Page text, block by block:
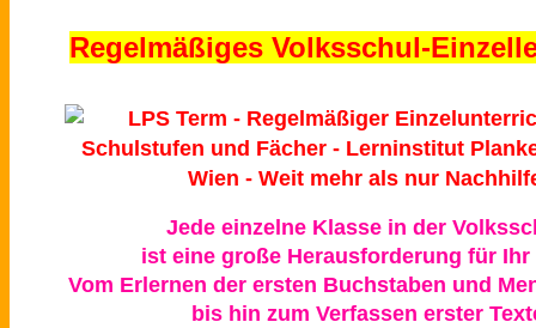
Regelmäßiges Volksschul-
Jede einzelne Klasse in der
ist eine große Herausforderung für Ihr
Vom Erlernen der ersten Buchstaben und
bis hin zum Verfassen erster